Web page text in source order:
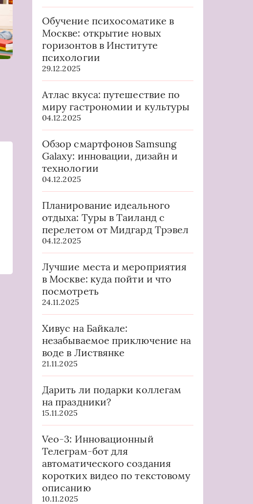
Обучение психосоматике в
Москве: открытие новых
горизонтов в Институте
психологии
29.12.2025
Атлас вкуса: путешествие по
миру гастрономии и культуры
04.12.2025
Обзор смартфонов Samsung
Galaxy: инновации, дизайн и
технологии
04.12.2025
Планирование идеального
отдыха: Туры в Таиланд с
перелетом от Мидгард Трэвел
04.12.2025
Лучшие места и мероприятия
в Москве: куда пойти и что
посмотреть
24.11.2025
Хивус на Байкале:
незабываемое приключение на
воде в Листвянке
21.11.2025
Дарить ли подарки коллегам
на праздники?
15.11.2025
Veo-3: Инновационный
Телеграм-бот для
автоматического создания
коротких видео по текстовому
описанию
10.11.2025